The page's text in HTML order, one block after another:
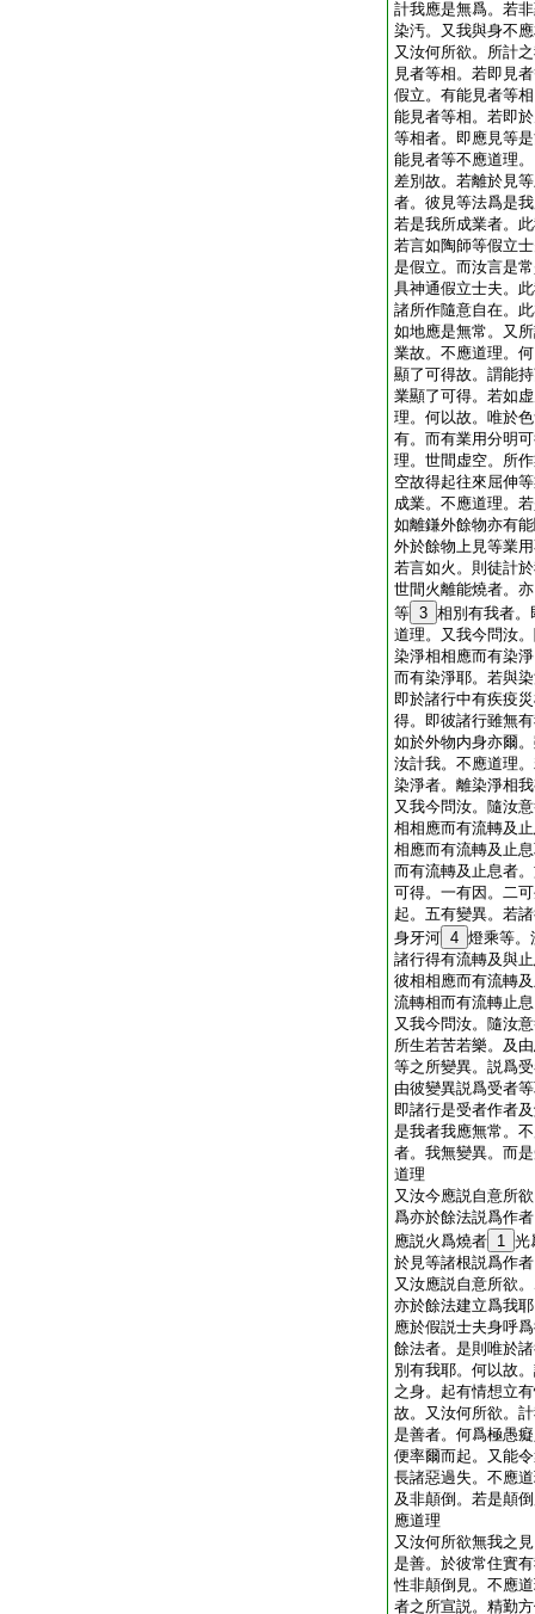
計我應是無爲。若
染汚。又我與身不
又汝何所欲。所計
見者等相。若即見
假立。有能見者等
能見者等相。若即
等相者。即應見等
能見者等不應道理
差別故。若離於見
者。彼見等法爲是
若是我所成業者。
若言如陶師等假立
是假立。而汝言是
具神通假立士夫。
諸所作隨意自在。
如地應是無常。又
業故。不應道理。
顯了可得故。謂能
業顯了可得。若如
理。何以故。唯於
有。而有業用分明
理。世間虚空。所
空故得起往來屈伸
成業。不應道理。
如離鎌外餘物亦有
外於餘物上見等業
若言如火。則徒計
世間火離能燒者。
等 3 相別有我者。
道理。又我今問汝
染淨相相應而有染
而有染淨耶。若與
即於諸行中有疾疫
得。即彼諸行雖無
如於外物内身亦爾
汝計我。不應道理
染淨者。離染淨相
又我今問汝。隨汝
相相應而有流轉及
相應而有流轉及止
而有流轉及止息者
可得。一有因。二
起。五有變異。若
身牙河 4 燈乘等。
諸行得有流轉及與
彼相相應而有流轉
流轉相而有流轉止
又我今問汝。隨汝
所生若苦若樂。及
等之所變異。説爲
由彼變異説爲受者
即諸行是受者作者
是我者我應無常。
者。我無變異。而
道理
又汝今應説自意所
爲亦於餘法説爲作
應説火爲燒者 1 光
於見等諸根説爲作
又汝應説自意所欲
亦於餘法建立爲我
應於假説士夫身呼
餘法者。是則唯於
別有我耶。何以故
之身。起有情想立
故。又汝何所欲。
是善者。何爲極愚
便率爾而起。又能
長諸惡過失。不應
及非顛倒。若是顛
應道理
又汝何所欲無我之
是善。於彼常住實
性非顛倒見。不應
者之所宣説。精勤